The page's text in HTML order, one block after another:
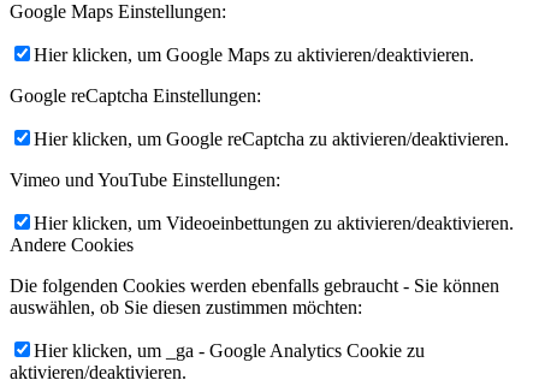
Google Maps Einstellungen:
Hier klicken, um Google Maps zu aktivieren/deaktivieren.
Google reCaptcha Einstellungen:
Hier klicken, um Google reCaptcha zu aktivieren/deaktivieren.
Vimeo und YouTube Einstellungen:
Hier klicken, um Videoeinbettungen zu aktivieren/deaktivieren.
Andere Cookies
Die folgenden Cookies werden ebenfalls gebraucht - Sie können
auswählen, ob Sie diesen zustimmen möchten:
Hier klicken, um _ga - Google Analytics Cookie zu
aktivieren/deaktivieren.